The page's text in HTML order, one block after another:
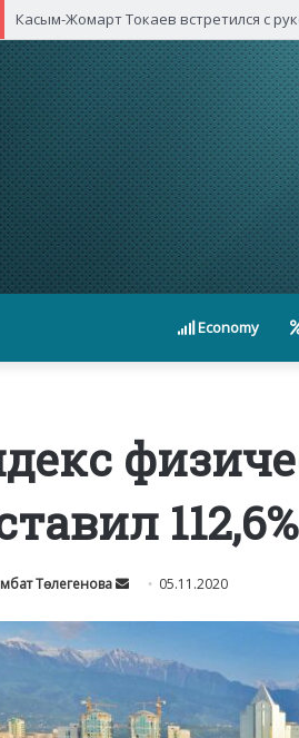
Касым-Жомарт Токаев встретился с
Economy
112,6%
Төлегенова
Send 05.11.2020